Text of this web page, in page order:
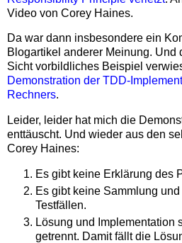
Video von Corey Haines.
Da war dann insbesondere ein
Blogartikel anderer Meinung. Und
Sicht vorbildliches Beispiel
Demonstration der TDD-
Rechners.
Leider, leider hat mich die
enttäuscht. Und wieder aus den
Corey Haines:
Es gibt keine Erklärung des
Es gibt keine Sammlung
Testfällen.
Lösung und Implementation
getrennt. Damit fällt die